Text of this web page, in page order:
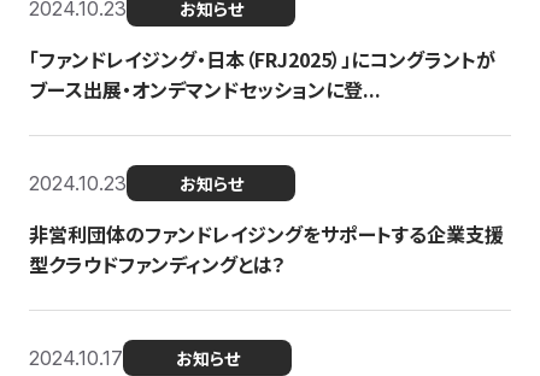
2024.10.23 お知らせ
「ファンドレイジング・日本（FRJ2025）」にコングラントが
ブース出展・オンデマンドセッションに登...
2024.10.23 お知らせ
非営利団体のファンドレイジングをサポートする企業支援
型クラウドファンディングとは？
2024.10.17 お知らせ